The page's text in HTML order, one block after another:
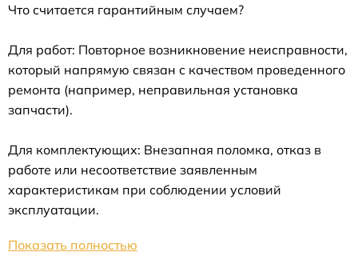
Что считается гарантийным случаем?
Для работ: Повторное возникновение неисправности,
который напрямую связан с качеством проведенного
ремонта (например, неправильная установка
запчасти).
Для комплектующих: Внезапная поломка, отказ в
работе или несоответствие заявленным
характеристикам при соблюдении условий
эксплуатации.
Показать полностью